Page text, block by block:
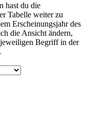
hast du die
Tabelle weiter zu
Erscheinungsjahr des
die Ansicht ändern,
Begriff in der